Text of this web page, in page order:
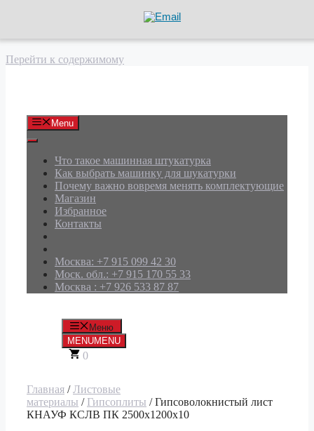
Перейти к содержимому
Menu
Что такое машинная штукатурка
Как выбрать машинку для шукатурки
Почему важно вовремя менять комплектующие
Магазин
Избранное
Контакты
Москва: +7 915 099 42 30
Моск. обл.: +7 915 170 55 33
Москва : +7 926 533 87 87
Меню
MENUMENU
0
Главная /Листовые
материалы / Гипсоплиты / Гипсоволокнистый лист
КНАУФ КСЛВ ПК 2500х1200х10